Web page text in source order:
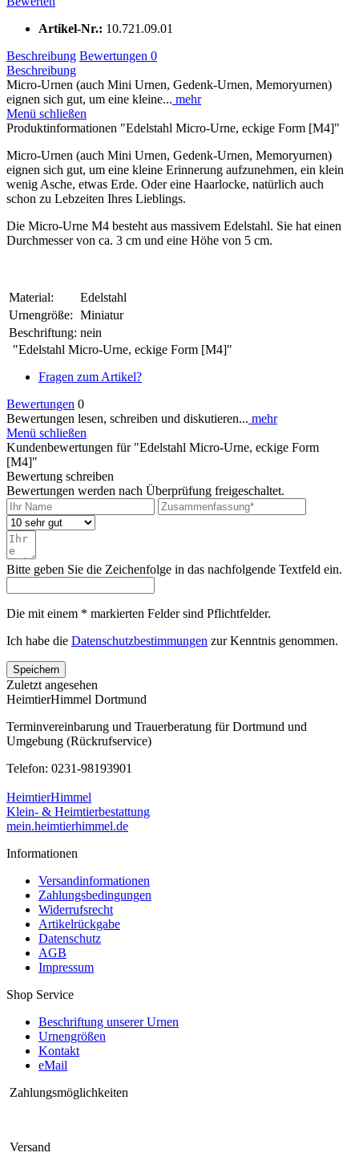
Artikel-Nr.: 10.721.09.01
Beschreibung Bewertungen 0
Beschreibung
Micro-Urnen (auch Mini Urnen, Gedenk-Urnen, Memoryurnen)
eignen sich gut, um eine kleine... mehr
Menü schließen
Produktinformationen "Edelstahl Micro-Urne, eckige Form [M4]"
Micro-Urnen (auch Mini Urnen, Gedenk-Urnen, Memoryurnen)
eignen sich gut, um eine kleine Erinnerung aufzunehmen, ein klein
wenig Asche, etwas Erde. Oder eine Haarlocke, natürlich auch
schon zu Lebzeiten Ihres Lieblings.
Die Micro-Urne M4 besteht aus massivem Edelstahl. Sie hat einen
Durchmesser von ca. 3 cm und eine Höhe von 5 cm.
Material:
Edelstahl
Urnengröße: Miniatur
Beschriftung: nein
"Edelstahl Micro-Urne, eckige Form [M4]"
Fragen zum Artikel?
Bewertungen 0
Bewertungen lesen, schreiben und diskutieren... mehr
Menü schließen
Kundenbewertungen für "Edelstahl Micro-Urne, eckige Form
[M4]"
Bewertung schreiben
Bewertungen werden nach Überprüfung freigeschaltet.
Bitte geben Sie die Zeichenfolge in das nachfolgende Textfeld ein.
Die mit einem * markierten Felder sind Pflichtfelder.
Ich habe die Datenschutzbestimmungen zur Kenntnis genommen.
Speichern
Zuletzt angesehen
HeimtierHimmel Dortmund
Terminvereinbarung und Trauerberatung für Dortmund und
Umgebung (Rückrufservice)
Telefon: 0231-98193901
HeimtierHimmel
Klein- & Heimtierbestattung
mein.heimtierhimmel.de
Informationen
Versandinformationen
Zahlungsbedingungen
Widerrufsrecht
Artikelrückgabe
Datenschutz
AGB
Impressum
Shop Service
Beschriftung unserer Urnen
Urnengrößen
Kontakt
eMail
Zahlungsmöglichkeiten
Versand